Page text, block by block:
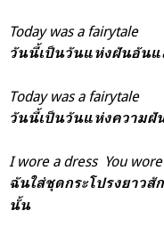
Today was a fairytale
วันนี้เป็นวันแห่งฝันอัน
Today was a fairytale
วันนี้เป็นวันแห่งความฝั
I wore a dress You
ฉันใส่ชุดกระโปรงยาว
นั้น